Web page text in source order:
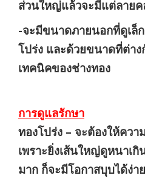
ส่วนใหญ่แล้วจะมีแต่ลาย
-จะมีขนาดภายนอกที่ดูเล็
โปร่ง และด้วยขนาดที่ต่า
เทคนิคของช่างทอง
การดูแลรักษา
ทองโปร่ง – จะต้องให้ควา
เพราะยิ่งเส้นใหญ่ดูหนาเ
มาก ก็จะมีโอกาสบุบได้ง่า